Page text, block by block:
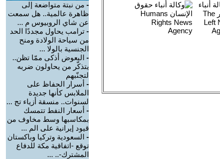
- من نبتة متواضعة إلى
ظاهرة عالمية.. هل سمعت
عن شاي الروبيوس م ...
- ترامب يحاول مجددًا الحد
من سياحة الولادة ومنح
الجنسية بالولا ...
- البعوض أذكى ممّا تظن..
يتذكّر من يحاولون ضربه
لتجنّبهم
- أسرار الحفاظ على
الملابس كأنها جديدة
لسنوات.. منسقة أزياء تج ...
- أسعار النفط تتمسك
بمكاسبها وسط مخاوف من
قيود إيرانية على الم ...
- السعودية وتركيا وباكستان
توقع -اتفاقية مكة للدفاع
المشترك-.. ...